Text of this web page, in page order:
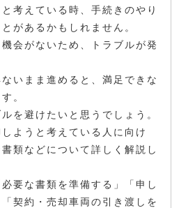
考えている時、手続きのやり
があるかもしれません。
会がないため、トラブルが発
いまま進めると、満足できな
。
を避けたいと思うでしょう。
ようと考えている人に向け
類などについて詳しく解説し
要な書類を準備する」「申し
契約・売却車両の引き渡しを